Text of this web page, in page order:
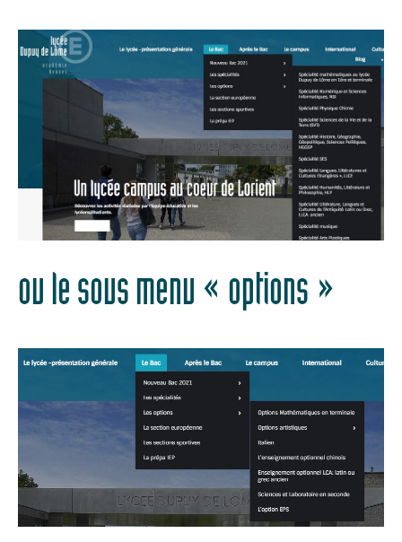
ou le sous menu « options »